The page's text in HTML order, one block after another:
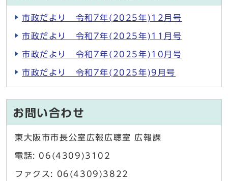
市政だより 令和7年(2025年)12月号
市政だより 令和7年(2025年)11月号
市政だより 令和7年(2025年)10月号
市政だより 令和7年(2025年)9月号
お問い合わせ
東大阪市市長公室広報広聴室 広報課
電話: 06(4309)3102
ファクス: 06(4309)3822